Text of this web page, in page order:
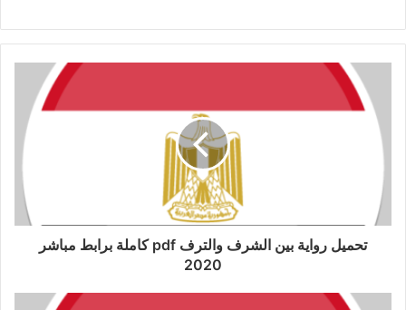
تحميل رواية بين الشرف والترف pdf كاملة برابط مباشر
2020